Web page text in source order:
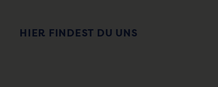
HIER FINDEST DU UNS